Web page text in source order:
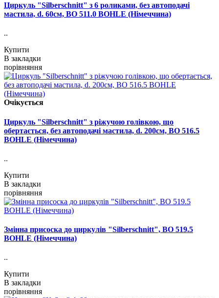
Циркуль "Silberschnitt" з 6 роликами, без автоподачі
мастила, d. 60см, ВО 511.0 BOHLE (Німеччина)
..
Купити
В закладки
порівняння
Очікується
Циркуль "Silberschnitt" з ріжучою голівкою, що
обертається, без автоподачі мастила, d. 200см, BO 516.5
BOHLE (Німеччина)
..
Купити
В закладки
порівняння
Змінна присоска до циркулів "Silberschnitt", ВО 519.5
BOHLE (Німеччина)
..
Купити
В закладки
порівняння